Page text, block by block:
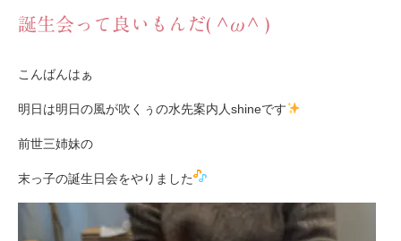
誕生会って良いもんだ( ^ω^ )
こんばんはぁ
明日は明日の風が吹くぅの水先案内人shineです
前世三姉妹の
末っ子の誕生日会をやりました